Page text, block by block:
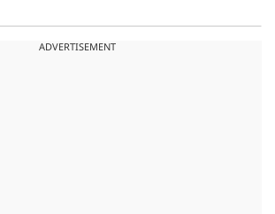
ADVERTISEMENT